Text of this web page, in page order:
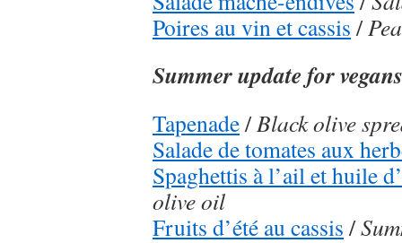
Poires au vin et cassis /
Summer update for vegans
Tapenade/Black olive
Salade de tomates aux
Spaghettis à l’ail et huile
olive oil
Fruits d’été au cassis /